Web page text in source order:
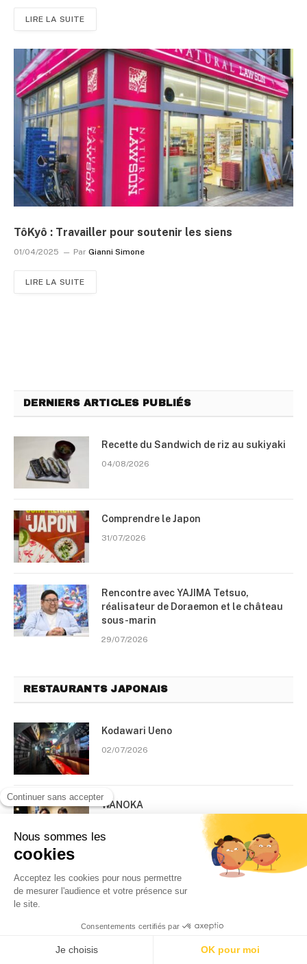
LIRE LA SUITE
TôKyô : Travailler pour soutenir les siens
01/04/2025 Par Gianni Simone
LIRE LA SUITE
DERNIERS ARTICLES PUBLIÉS
Recette du Sandwich de riz au sukiyaki
04/08/2026
Comprendre le Japon
31/07/2026
Rencontre avec YAJIMA Tetsuo,
réalisateur de Doraemon et le château
sous-marin
29/07/2026
RESTAURANTS JAPONAIS
Kodawari Ueno
02/07/2026
WANOKA
Stōp 81
29/04/2026